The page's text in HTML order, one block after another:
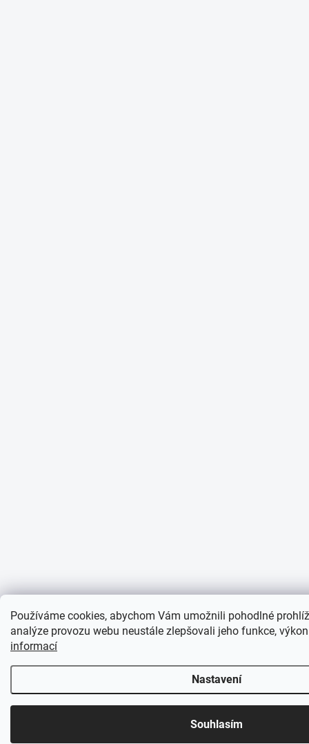
Používáme cookies, abychom Vám umožnili pohodlné
analýze provozu webu neustále zlepšovali jeho funkce,
informací
Nastavení
Souhlasím